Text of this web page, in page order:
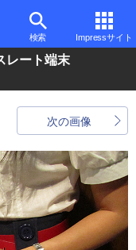
検索 Impressサイト
レート端末
次の画像